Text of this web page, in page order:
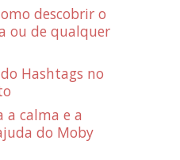
descobrir o
ou de qualquer
Hashtags no
a calma e a
do Moby